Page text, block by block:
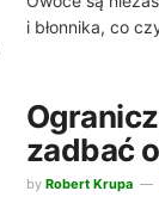
i błonnika, co
zadbać
by Robert Krupa